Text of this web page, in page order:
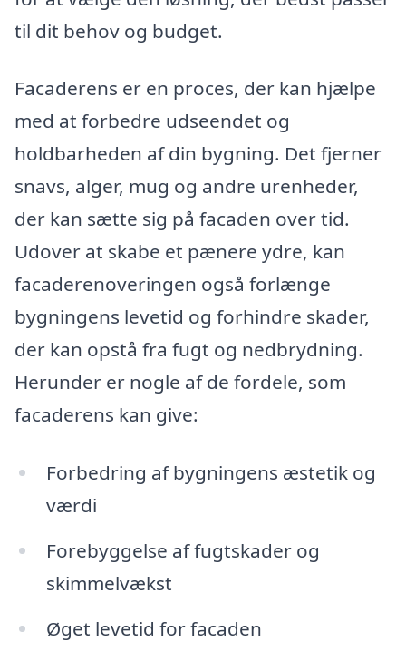
til dit behov og budget.
Facaderens er en proces, der kan hjælpe
med at forbedre udseendet og
holdbarheden af din bygning. Det fjerner
snavs, alger, mug og andre urenheder,
der kan sætte sig på facaden over tid.
Udover at skabe et pænere ydre, kan
facaderenoveringen også forlænge
bygningens levetid og forhindre skader,
der kan opstå fra fugt og nedbrydning.
Herunder er nogle af de fordele, som
facaderens kan give:
Forbedring af bygningens æstetik og
værdi
Forebyggelse af fugtskader og
skimmelvækst
Øget levetid for facaden